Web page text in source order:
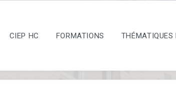
CIEP HC FORMATIONS